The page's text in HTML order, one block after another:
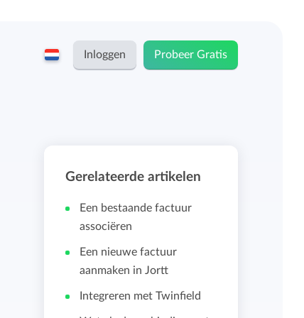
ZZP-ers en zelfstandigen
Stichtingen en non-profit
Persoonlijk urendashboard
Salarisadministratie koppelingen
Inloggen Probeer Gratis
Gerelateerde artikelen
Een bestaande factuur
associëren
Een nieuwe factuur
aanmaken in Jortt
Integreren met Twinfield